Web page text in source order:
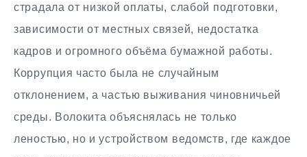
страдала от низкой оплаты, слабой подготовки,
зависимости от местных связей, недостатка
кадров и огромного объёма бумажной работы.
Коррупция часто была не случайным
отклонением, а частью выживания чиновничьей
среды. Волокита объяснялась не только
леностью, но и устройством ведомств, где каждое